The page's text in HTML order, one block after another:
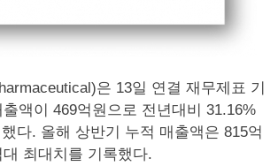
은 13일 연결 재무제표 기
액이 469억원으로 전년대비 31.16%
다. 올해 상반기 누적 매출액은 815억
최대치를 기록했다.